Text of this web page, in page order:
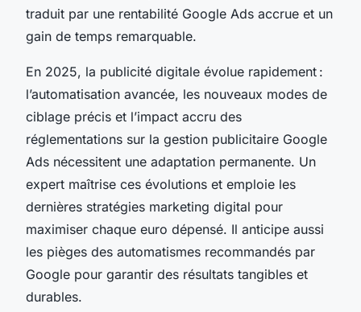
traduit par une rentabilité Google Ads accrue et un
gain de temps remarquable.
En 2025, la publicité digitale évolue rapidement :
l’automatisation avancée, les nouveaux modes de
ciblage précis et l’impact accru des
réglementations sur la gestion publicitaire Google
Ads nécessitent une adaptation permanente. Un
expert maîtrise ces évolutions et emploie les
dernières stratégies marketing digital pour
maximiser chaque euro dépensé. Il anticipe aussi
les pièges des automatismes recommandés par
Google pour garantir des résultats tangibles et
durables.